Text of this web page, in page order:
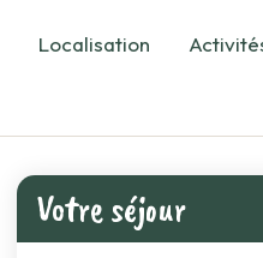
Localisation
Votre séjour